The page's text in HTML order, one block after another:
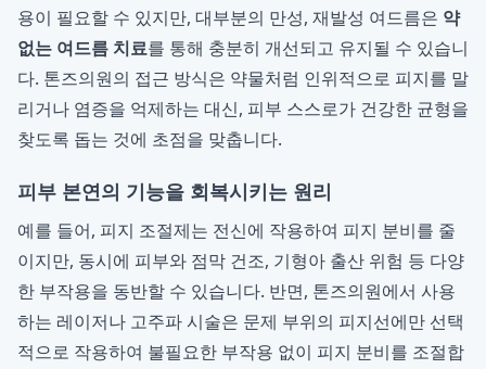
용이 필요할 수 있지만, 대부분의 만성, 재발성 여드름은 약
없는 여드름 치료를 통해 충분히 개선되고 유지될 수 있습니
다. 톤즈의원의 접근 방식은 약물처럼 인위적으로 피지를 말
리거나 염증을 억제하는 대신, 피부 스스로가 건강한 균형을
찾도록 돕는 것에 초점을 맞춥니다.
피부 본연의 기능을 회복시키는 원리
예를 들어, 피지 조절제는 전신에 작용하여 피지 분비를 줄
이지만, 동시에 피부와 점막 건조, 기형아 출산 위험 등 다양
한 부작용을 동반할 수 있습니다. 반면, 톤즈의원에서 사용
하는 레이저나 고주파 시술은 문제 부위의 피지선에만 선택
적으로 작용하여 불필요한 부작용 없이 피지 분비를 조절합